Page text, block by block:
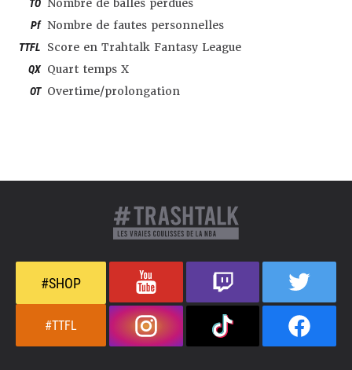
Nombre de balles perdues
Pf Nombre de fautes personnelles
TTFL Score en Trahtalk Fantasy League
QX Quart temps X
OT Overtime/prolongation
#SHOP
#TTFL